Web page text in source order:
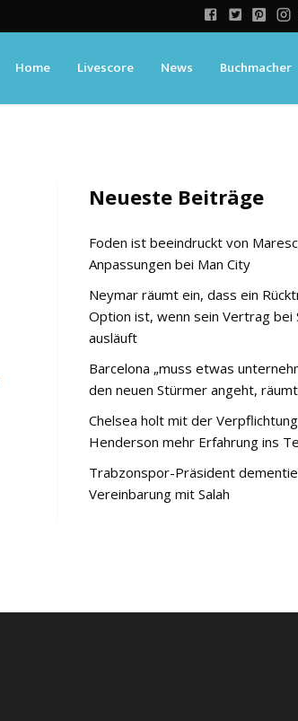
Home Livescore News Buchmacher
Neueste Beiträge
Foden ist beeindruckt von
Anpassungen bei Man City
Neymar räumt ein, dass ein
Option ist, wenn sein Vertrag bei
ausläuft
Barcelona „muss etwas
den neuen Stürmer angeht, räumt
Chelsea holt mit der
Henderson mehr Erfahrung ins
Trabzonspor-Präsident
Vereinbarung mit Salah